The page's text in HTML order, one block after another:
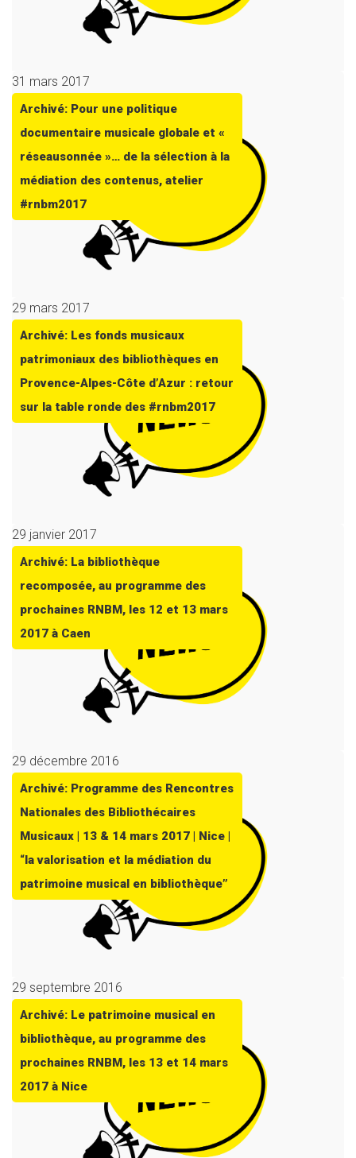
31 mars 2017
Archivé: Pour une politique
documentaire musicale globale et «
réseausonnée »… de la sélection à la
médiation des contenus, atelier
#rnbm2017
29 mars 2017
Archivé: Les fonds musicaux
patrimoniaux des bibliothèques en
Provence-Alpes-Côte d’Azur : retour
sur la table ronde des #rnbm2017
29 janvier 2017
Archivé: La bibliothèque
recomposée, au programme des
prochaines RNBM, les 12 et 13 mars
2017 à Caen
29 décembre 2016
Archivé: Programme des Rencontres
Nationales des Bibliothécaires
Musicaux | 13 & 14 mars 2017 | Nice |
“la valorisation et la médiation du
patrimoine musical en bibliothèque”
29 septembre 2016
Archivé: Le patrimoine musical en
bibliothèque, au programme des
prochaines RNBM, les 13 et 14 mars
2017 à Nice